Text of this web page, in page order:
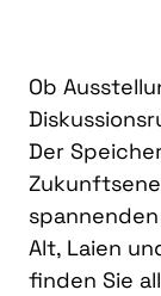
Ob
Der
Alt, Laien
finden Sie